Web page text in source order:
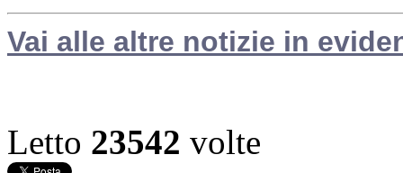
Vai alle altre notizie in
Letto 23542 volte